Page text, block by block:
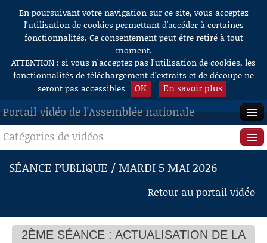
Aller au contenu
En poursuivant votre navigation sur ce site, vous acceptez
l’utilisation de cookies permettant d'accéder à certaines
fonctionnalités. Ce consentement peut être retiré à tout
moment.
ATTENTION : si vous n’acceptez pas l’utilisation de cookies, les
fonctionnalités de téléchargement d’extraits et de découpe ne
seront pas accessibles
OK En savoir plus
Portail vidéo de l'Assemblée nationale
ACCUEIL
EN DIRECT
RECHERCHE
AIDE À LA DÉCOUPE
Catégories de vidéos
Séance publique
Questions au Gouvernement
Commissions
Présidence
SÉANCE PUBLIQUE / MARDI 5 MAI 2026
Retour au portail vidéo
2ÈME SÉANCE : ACTUALISATION DE LA